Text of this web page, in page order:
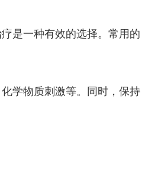
是一种有效的选择。常用的
学物质刺激等。同时，保持